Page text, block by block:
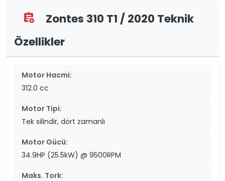
assignment_add
Zontes 310 T1 / 2020 Teknik
Özellikler
Motor Hacmi:
312.0 cc
Motor Tipi:
Tek silindir, dört zamanlı
Motor Gücü:
34.9HP (25.5kW) @ 9500RPM
Maks. Tork: